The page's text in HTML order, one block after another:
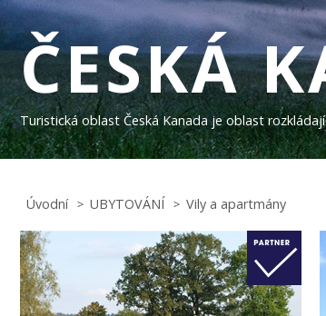
ČESKÁ
Turistická oblast Česká Kanada je oblast
Úvodní UBYTOVÁNÍ Vily a apartmány